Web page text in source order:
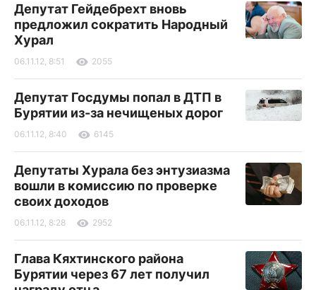
Депутат Гейдебрехт вновь
предложил сократить Народный
Хурал
06.11.12, 8:51 2055
Депутат Госдумы попал в ДТП в
Бурятии из-за нечищеных дорог
06.11.12, 8:40 6145
Депутаты Хурала без энтузиазма
вошли в комиссию по проверке
своих доходов
06.11.12, 8:28 2952
Глава Кяхтинского района
Бурятии через 67 лет получил